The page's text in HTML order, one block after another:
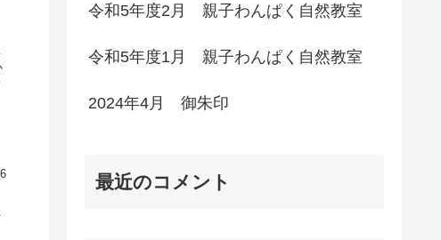
令和5年度2月 親子わんぱく自然教室
令和5年度1月 親子わんぱく自然教室
2024年4月 御朱印
最近のコメント